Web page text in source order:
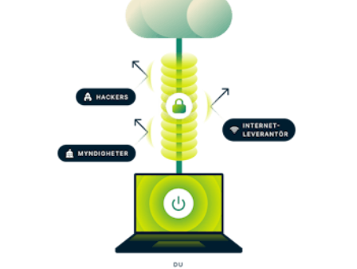
Så använder du ett VPN riskfritt